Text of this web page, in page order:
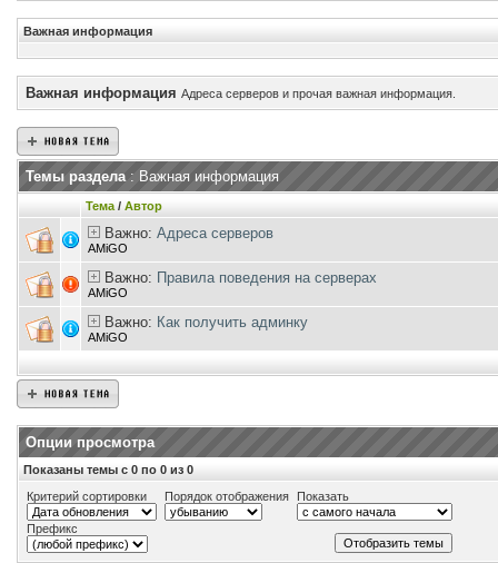
Важная информация
Важная информация Адреса серверов и прочая важная информация.
Темы раздела: Важная информация
Тема / Автор
Важно: Адреса серверов
AMiGO
Важно: Правила поведения на серверах
AMiGO
Важно: Как получить админку
AMiGO
Опции просмотра
Показаны темы с 0 по 0 из 0
Критерий сортировки
Порядок отображения Показать
Префикс